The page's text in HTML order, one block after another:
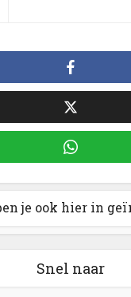
je ook hier in
Snel naar